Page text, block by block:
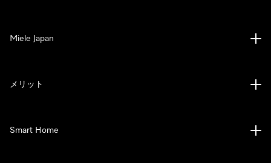
Miele Japan
メリット
Smart Home